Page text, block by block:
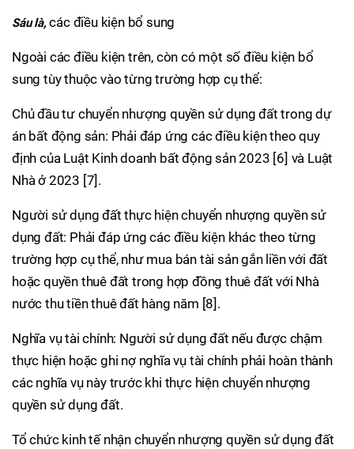
Sáu là,các điều kiện bổ sung
Ngoài các điều kiện trên, còn có một số điều kiện bổ
sung tùy thuộc vào từng trường hợp cụ thể:
Chủ đầu tư chuyển nhượng quyền sử dụng đất trong dự
án bất động sản: Phải đáp ứng các điều kiện theo quy
định của Luật Kinh doanh bất động sản 2023 [6] và Luật
Nhà ở 2023 [7].
Người sử dụng đất thực hiện chuyển nhượng quyền sử
dụng đất: Phải đáp ứng các điều kiện khác theo từng
trường hợp cụ thể, như mua bán tài sản gắn liền với đất
hoặc quyền thuê đất trong hợp đồng thuê đất với Nhà
nước thu tiền thuê đất hàng năm [8].
Nghĩa vụ tài chính: Người sử dụng đất nếu được chậm
thực hiện hoặc ghi nợ nghĩa vụ tài chính phải hoàn thành
các nghĩa vụ này trước khi thực hiện chuyển nhượng
quyền sử dụng đất.
Tổ chức kinh tế nhận chuyển nhượng quyền sử dụng đất